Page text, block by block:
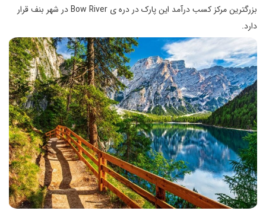
بزرگترین مرکز کسب درآمد این پارک در دره ی Bow River در شهر بنف قرار
دارد.